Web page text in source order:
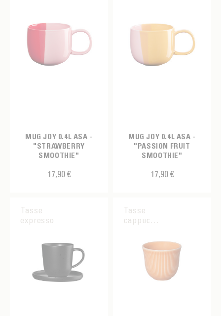
MUG JOY 0.4L ASA -
"STRAWBERRY
SMOOTHIE"
17,90 €
MUG JOY 0.4L ASA -
"PASSION FRUIT
SMOOTHIE"
17,90 €
Tasse
expresso
Tasse
cappuccino